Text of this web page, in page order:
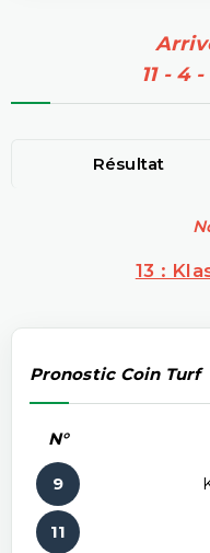
11 - 4
Résultat
13 :
Pronostic Coin Turf
N°
9
11